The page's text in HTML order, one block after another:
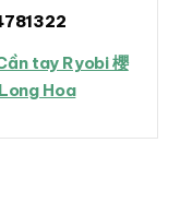
tay Ryobi 櫻
Hoa